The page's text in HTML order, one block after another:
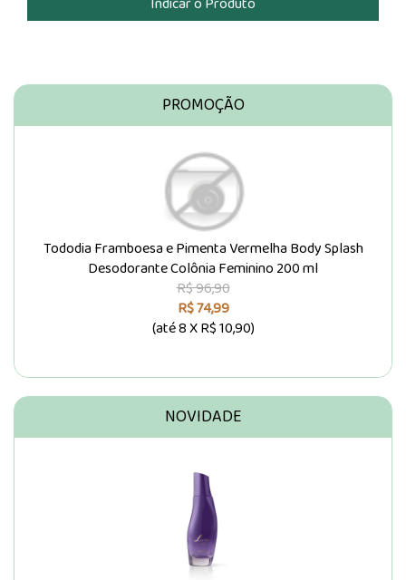
PROMOÇÃO
Tododia Framboesa e Pimenta Vermelha Body Splash
Desodorante Colônia Feminino 200 ml
R$ 96,90
R$ 74,99
(até8 X R$ 10,90)
NOVIDADE